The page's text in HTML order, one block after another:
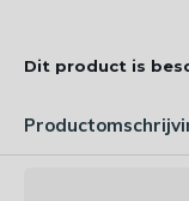
Dit product is